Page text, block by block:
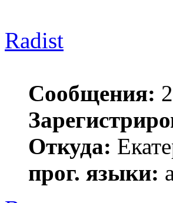
Radist
Сообщения:
Откуда:
прог. языки: